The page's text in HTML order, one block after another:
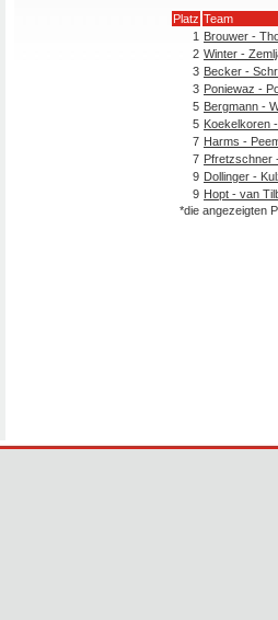
Platz Team
1 Brouwer -
2 Winter -
3 Becker -
3 Poniewaz -
5 Bergmann -
5 Koekelkoren
7 Harms -
7 Pfretzschner
9 Dollinger -
9 Hopt - van
*die angezeigten